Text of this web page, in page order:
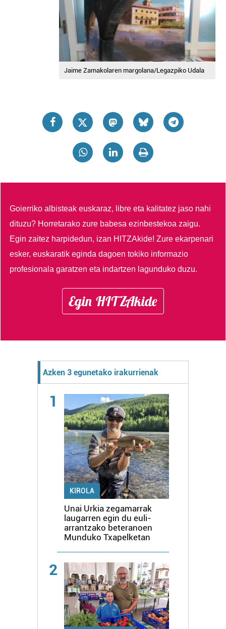
Jaime Zamakolaren margolana/Legazpiko Udala
Goierriko albisteak euskaraz, libre eta kalitatez jaso nahi
dituzu? Horretarako zure babesa ezinbestekoa zaigu.
Egin zaitez harpidedun, izan HITZAkide!Zure ekarpenari
esker, euskaratik eginda dagoen tokiko informazio
profesionala garatzen eta indartzen lagunduko duzu.
Egin HITZAkide
Azken 3 egunetako irakurrienak
1
KIROLA
Unai Urkia zegamarrak
laugarren egin du euli-
arrantzako beteranoen
Munduko Txapelketan
2